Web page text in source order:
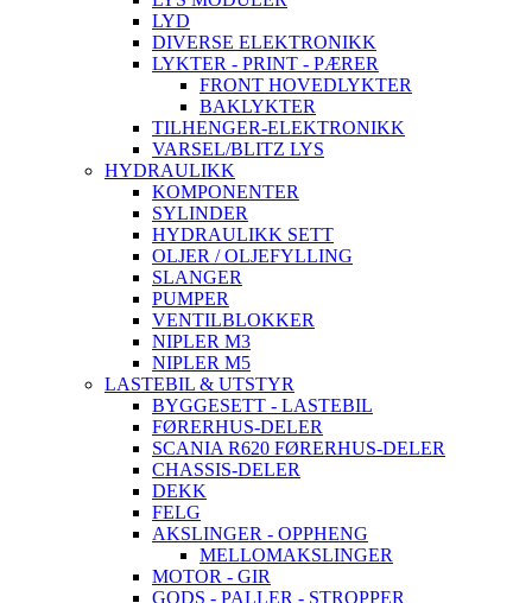
LYD
DIVERSE ELEKTRONIKK
LYKTER - PRINT - PÆRER
FRONT HOVEDLYKTER
BAKLYKTER
TILHENGER-ELEKTRONIKK
VARSEL/BLITZ LYS
HYDRAULIKK
KOMPONENTER
SYLINDER
HYDRAULIKK SETT
OLJER / OLJEFYLLING
SLANGER
PUMPER
VENTILBLOKKER
NIPLER M3
NIPLER M5
LASTEBIL & UTSTYR
BYGGESETT - LASTEBIL
FØRERHUS-DELER
SCANIA R620 FØRERHUS-DELER
CHASSIS-DELER
DEKK
FELG
AKSLINGER - OPPHENG
MELLOMAKSLINGER
MOTOR - GIR
GODS - PALLER - STROPPER